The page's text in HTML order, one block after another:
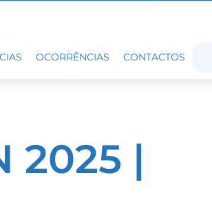
OCORRÊNCIAS CONTACTOS
2025 |